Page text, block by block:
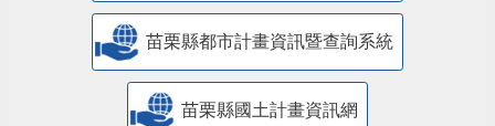
苗栗縣都市計畫資訊暨查詢系統
苗栗縣國土計畫資訊網